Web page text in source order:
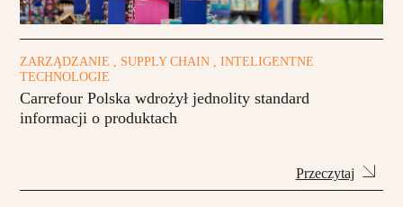
ZARZĄDZANIE , SUPPLY CHAIN , INTELIGENTNE
TECHNOLOGIE
Carrefour Polska wdrożył jednolity standard
informacji o produktach
Przeczytaj